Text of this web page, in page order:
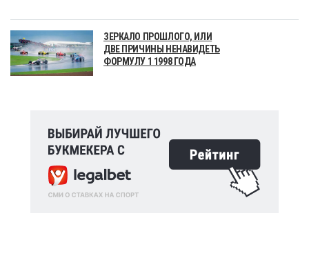
ЗЕРКАЛО ПРОШЛОГО, ИЛИ
ДВЕ ПРИЧИНЫ НЕНАВИДЕТЬ
ФОРМУЛУ 1 1998 ГОДА